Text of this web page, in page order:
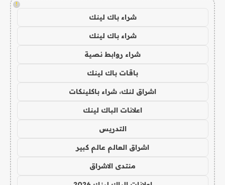
!
شراء باك لينك
شراء باك لينك
شراء روابط نصية
باقات باك لينك
اشراق لنك، شراء باكلينكات
اعلانات الباك لينك
التدريس
اشراق العالم عالم كبير
منتدى الاشراق